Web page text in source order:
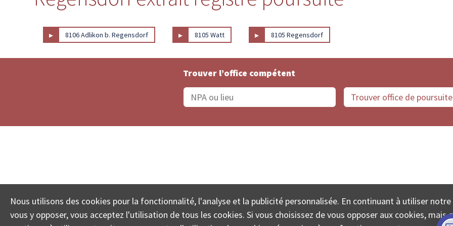
▸ 8106 Adlikon b. Regensdorf ▸ 8105 Watt ▸ 8105 Regensdorf
Trouver l’office compétent
Nous utilisons des cookies pour la fonctionnalité, l'analyse et la publicité personnalisée. En continuant à utiliser notre
vous y opposer, vous acceptez l'utilisation de tous les cookies. Si vous choisissez de vous opposer aux cookies, mais
© COLLECTA SA www.poursuites-plus.ch est un service de